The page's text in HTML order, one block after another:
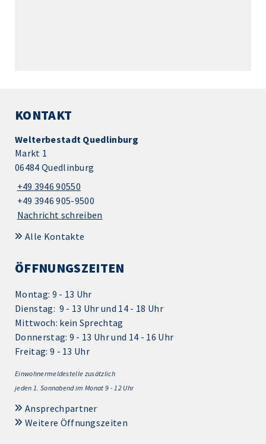
KONTAKT
Welterbestadt Quedlinburg
Markt 1
06484 Quedlinburg
+49 3946 90550
+49 3946 905-9500
Nachricht schreiben
Alle Kontakte
ÖFFNUNGSZEITEN
Montag: 9 - 13 Uhr
Dienstag: 9 - 13 Uhr und 14 - 18 Uhr
Mittwoch: kein Sprechtag
Donnerstag: 9 - 13 Uhr und 14 - 16 Uhr
Freitag: 9 - 13 Uhr
Einwohnermeldestelle zusätzlich
jeden 1. Sonnabend im Monat 9 - 12 Uhr
Ansprechpartner
Weitere Öffnungszeiten